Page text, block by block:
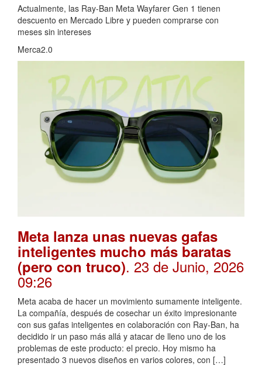
Actualmente, las Ray-Ban Meta Wayfarer Gen 1 tienen
descuento en Mercado Libre y pueden comprarse con
meses sin intereses
Merca2.0
Meta lanza unas nuevas gafas
inteligentes mucho más baratas
(pero con truco). 23 de Junio, 2026
09:26
Meta acaba de hacer un movimiento sumamente inteligente.
La compañía, después de cosechar un éxito impresionante
con sus gafas inteligentes en colaboración con Ray-Ban, ha
decidido ir un paso más allá y atacar de lleno uno de los
problemas de este producto: el precio. Hoy mismo ha
presentado 3 nuevos diseños en varios colores, con […]